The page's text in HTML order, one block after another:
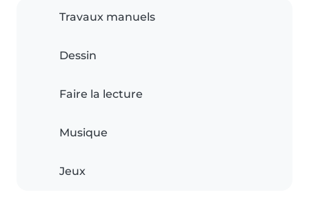
Travaux manuels
Dessin
Faire la lecture
Musique
Jeux